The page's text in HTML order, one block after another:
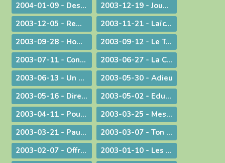
2004-01-09 - Des voeux de nouvel an tirés de l'actualité
2003-12-19 - Jouez hautbois, résonnez musettes !
2003-12-05 - Remue-ménage au parlement !
2003-11-21 - Laïcité : confiance et appréhension
2003-09-28 - Homélie de la Messe du 26° dimanche ordinaire radiodiffusée depuis l'Abbaye d'Ambronay
2003-09-12 - Le Trésor de l'Eucharistie
2003-07-11 - Continuez votre oeuvre précieuse et irremplaçable
2003-06-27 - La Constitution européenne : ultime version - Un silence plus éloquent que toutes les paroles
2003-06-13 - Un préambule contesté
2003-05-30 - Adieu
2003-05-16 - Dire merci !
2003-05-02 - Education et vocation
2003-04-11 - Pour une catéchèse pascale
2003-03-25 - Message aux communautés musulmanes et chrétiennes de Bourg-en-Bresse
2003-03-21 - Paul Couturier, apôtre de l'unité
2003-03-07 - Ton Père voit dans le secret !
2003-02-07 - Offrir ses mains et son cœur
2003-01-10 - Les bienfaits du dialogue œcuménique